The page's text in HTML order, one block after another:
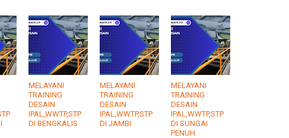
MELAYANI
TRAINING
DESAIN
IPAL,WWTP,STP
DI BENGKALIS
MELAYANI
TRAINING
DESAIN
IPAL,WWTP,STP
DI JAMBI
MELAYANI
TRAINING
DESAIN
IPAL,WWTP,STP
DI SUNGAI
PENUH